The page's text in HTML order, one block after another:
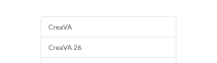
CreaVA
CreaVA 26